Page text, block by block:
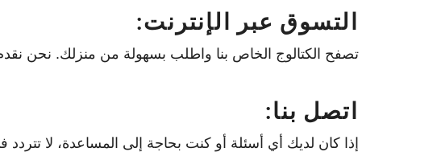
التسوق عبر الإنترنت:
تصفح الكتالوج الخاص بنا واطلب بسهولة من منزلك. نحن
اتصل بنا:
إذا كان لديك أي أسئلة أو كنت بحاجة إلى المساعدة، لا تتردد